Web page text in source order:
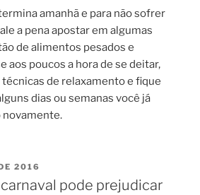
amanhã e para não sofrer
a pena apostar em algumas
de alimentos pesados e
aos poucos a hora de se deitar,
de relaxamento e fique
dias ou semanas você já
novamente.
2016
pode prejudicar